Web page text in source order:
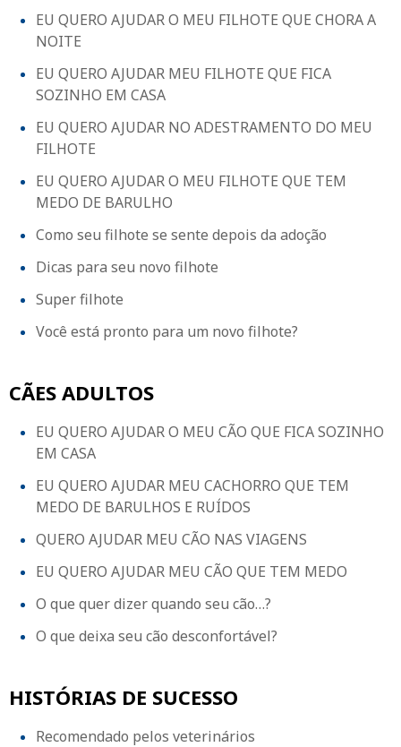
PESQUISA
EU QUERO AJUDAR O MEU FILHOTE QUE CHORA A
NOITE
EU QUERO AJUDAR MEU FILHOTE QUE FICA
SOZINHO EM CASA
EU QUERO AJUDAR NO ADESTRAMENTO DO MEU
FILHOTE
EU QUERO AJUDAR O MEU FILHOTE QUE TEM
MEDO DE BARULHO
Como seu filhote se sente depois da adoção
Dicas para seu novo filhote
Super filhote
Você está pronto para um novo filhote?
CÃES ADULTOS
EU QUERO AJUDAR O MEU CÃO QUE FICA SOZINHO
EM CASA
EU QUERO AJUDAR MEU CACHORRO QUE TEM
MEDO DE BARULHOS E RUÍDOS
QUERO AJUDAR MEU CÃO NAS VIAGENS
EU QUERO AJUDAR MEU CÃO QUE TEM MEDO
O que quer dizer quando seu cão…?
O que deixa seu cão desconfortável?
HISTÓRIAS DE SUCESSO
Recomendado pelos veterinários